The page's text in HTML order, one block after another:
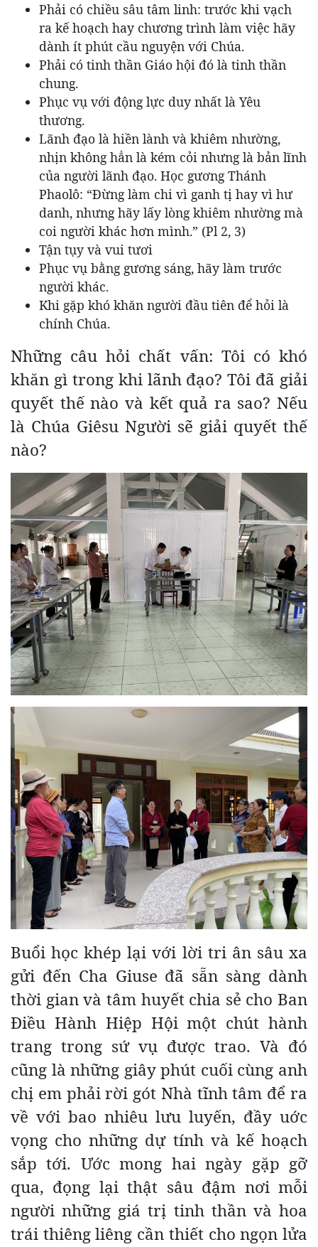
Phải có chiều sâu tâm linh: trước khi vạch
ra kế hoạch hay chương trình làm việc hãy
dành ít phút cầu nguyện với Chúa.
Phải có tinh thần Giáo hội đó là tinh thần
chung.
Phục vụ với động lực duy nhất là Yêu
thương.
Lãnh đạo là hiền lành và khiêm nhường,
nhịn không hẳn là kém cỏi nhưng là bản lĩnh
của người lãnh đạo. Học gương Thánh
Phaolô: “Đừng làm chi vì ganh tị hay vì hư
danh, nhưng hãy lấy lòng khiêm nhường mà
coi người khác hơn mình.” (Pl 2, 3)
Tận tụy và vui tươi
Phục vụ bằng gương sáng, hãy làm trước
người khác.
Khi gặp khó khăn người đầu tiên để hỏi là
chính Chúa.
Những câu hỏi chất vấn: Tôi có khó
khăn gì trong khi lãnh đạo? Tôi đã giải
quyết thế nào và kết quả ra sao? Nếu
là Chúa Giêsu Người sẽ giải quyết thế
nào?
Buổi học khép lại với lời tri ân sâu xa
gửi đến Cha Giuse đã sẵn sàng dành
thời gian và tâm huyết chia sẻ cho Ban
Điều Hành Hiệp Hội một chút hành
trang trong sứ vụ được trao. Và đó
cũng là những giây phút cuối cùng anh
chị em phải rời gót Nhà tĩnh tâm để ra
về với bao nhiêu lưu luyến, đầy uớc
vọng cho những dự tính và kế hoạch
sắp tới. Ước mong hai ngày gặp gỡ
qua, đọng lại thật sâu đậm nơi mỗi
người những giá trị tinh thần và hoa
trái thiêng liêng cần thiết cho ngọn lửa